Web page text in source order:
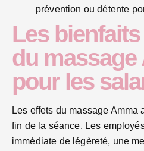
prévention ou détente
Les
du massage
pour les
Les effets du massage Amma
fin de la séance. Les
immédiate de légèreté, une